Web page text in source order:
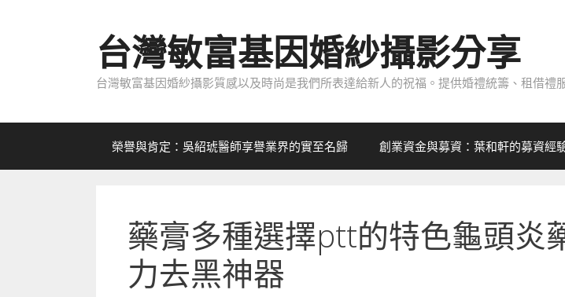
台灣敏富基因婚紗攝影分享
台灣敏富基因婚紗攝影質感以及時尚是我們所表達給新人的祝福。提供婚禮統籌、租借
榮譽與肯定：吳紹琥醫師享譽業界的實至名歸 創業資金與募資：葉和軒的募資經
藥膏多種選擇ptt的特色龜頭炎
力去黑神器